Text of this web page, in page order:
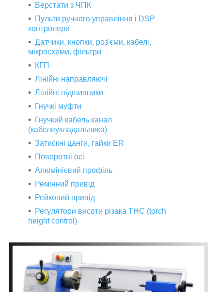
Верстати з ЧПК
Пульти ручного управління і DSP
контролери
Датчики, кнопки, роз'єми, кабелі,
мікросхеми, фільтри
КГП
Лінійні направляючі
Лінійні підшипники
Гнучкі муфти
Гнучкий кабель канал
(кабелеукладальника)
Затискні цанги, гайки ER
Поворотні осі
Алюмінієвий профіль
Ремінний привід
Рейковий привід
Регулятори висоти різака THC (torch
height control)